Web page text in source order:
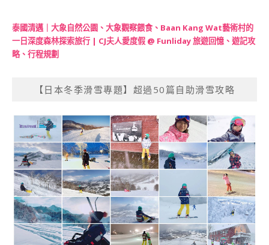
泰國清邁｜大象自然公園、大象觀察餵食、Baan Kang Wat藝術村的
一日深度森林探索旅行 | CJ夫人愛度假 @ Funliday 旅遊回憶、遊記攻
略、行程規劃
【日本冬季滑雪專題】超過50篇自助滑雪攻略